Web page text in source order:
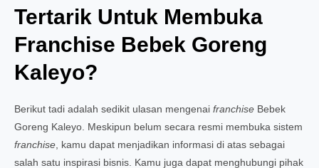
Tertarik Untuk Membuka
Franchise Bebek Goreng
Kaleyo?
Berikut tadi adalah sedikit ulasan mengenai franchise Bebek
Goreng Kaleyo. Meskipun belum secara resmi membuka sistem
franchise , kamu dapat menjadikan informasi di atas sebagai
salah satu inspirasi bisnis. Kamu juga dapat menghubungi pihak